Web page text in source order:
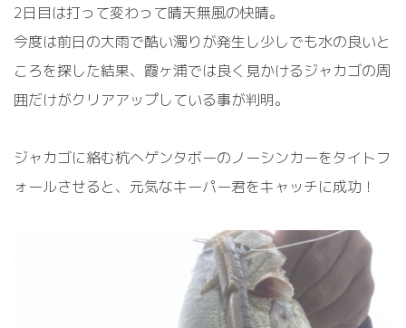
2日目は打って変わって晴天無風の快晴。
今度は前日の大雨で酷い濁りが発生し少しでも水の良いと
ころを探した結果、霞ヶ浦では良く見かけるジャカゴの周
囲だけがクリアアップしている事が判明。
ジャカゴに絡む杭へゲンタボーのノーシンカーをタイトフ
ォールさせると、元気なキーパー君をキャッチに成功！